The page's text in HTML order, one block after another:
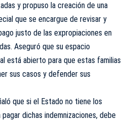
y propuso la creación de una
que se encargue de revisar y
justo de las expropiaciones en
Aseguró que su espacio
está abierto para que estas familias
sus casos y defender sus
que si el Estado no tiene los
dichas indemnizaciones, debe